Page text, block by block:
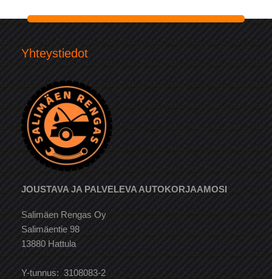
Yhteystiedot
JOUSTAVA JA PALVELEVA AUTOKORJAAMOSI
Salimäen Rengas Oy
Salimäentie 98
13880 Hattula
Y-tunnus: 3108083-2